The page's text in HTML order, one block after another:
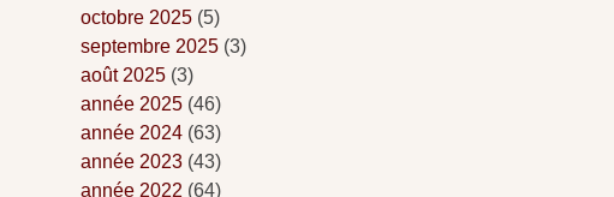
octobre 2025 (5)
septembre 2025 (3)
août 2025 (3)
année 2025 (46)
année 2024 (63)
année 2023 (43)
année 2022 (64)